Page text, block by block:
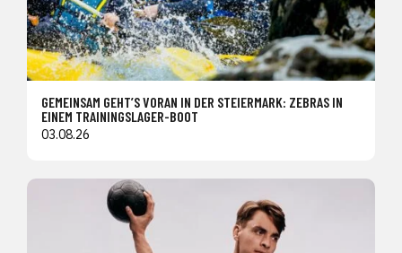
GEMEINSAM GEHT’S VORAN IN DER STEIERMARK: ZEBRAS IN
EINEM TRAININGSLAGER-BOOT
03.08.26